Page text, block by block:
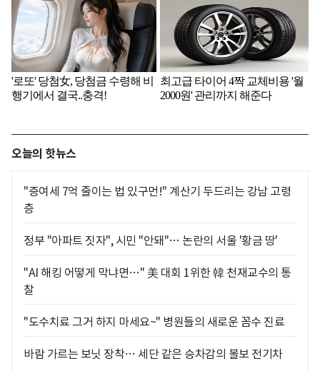
오늘의 핫뉴스
"증여세 7억 줄이는 법 있구먼!" 계산기 두드리는 강남 고령
층
정부 "아파트 짓자", 시민 "안돼"… 논란의 서울 '황금 땅'
"AI 해킹 어떻게 막냐면…" 美 대회 1위한 韓 천재교수의 통
찰
"도수치료 그거 하지 마세요~" 병원들의 새로운 꼼수 진료
바람 가르는 보닛 장착… 세단 같은 승차감의 볼보 전기차